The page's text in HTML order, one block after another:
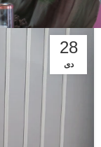
28
دی